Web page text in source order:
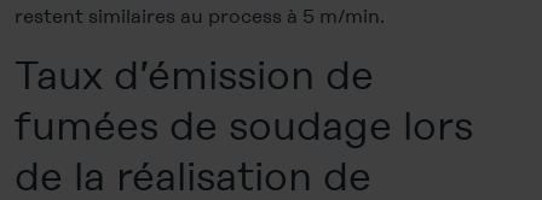
restent similaires au process à 5 m/min.
Taux d’émission de
fumées de soudage lors
de la réalisation de